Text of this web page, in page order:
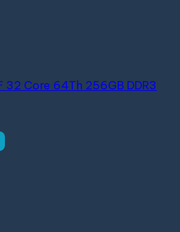
32 Core 64Th 256GB DDR3